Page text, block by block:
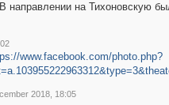
направлении на Тихоновскую
www.facebook.com/photo.php?
2018, 18:05